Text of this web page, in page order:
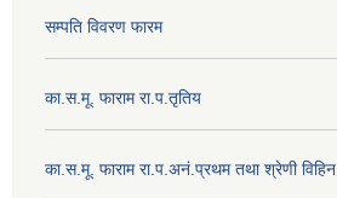
सम्पति विवरण फारम
का.स.मू. फाराम रा.प.तृतिय
का.स.मू. फाराम रा.प.अनं.प्रथम तथा श्रेणी विहिन